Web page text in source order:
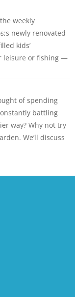
weekly
newly renovated
kids’
leisure or fishing —
of spending
battling
way? Why not try
We’ll discuss